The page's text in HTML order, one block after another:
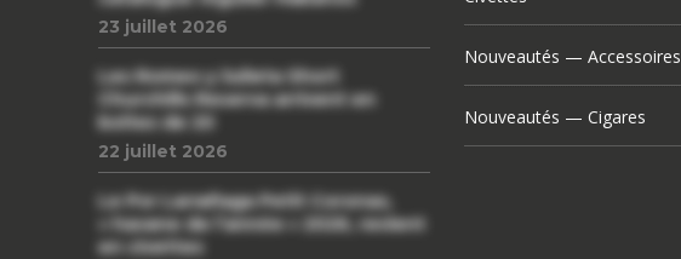
23 juillet 2026
Les Romeo y Julieta Short
Churchills Reserva arrivent en
boîtes de 20
22 juillet 2026
Le Por Larrañaga Petit Coronas,
« havane de l’année » 2026, revient
en civettes
Nouveautés — Accessoires
Nouveautés — Cigares